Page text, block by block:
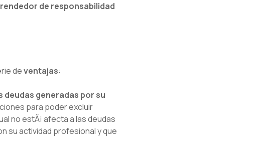
de responsabilidad
deventajas:
deudas generadas por su
para poder excluir
no estÃ¡ afecta a las deudas
su actividad profesional y que